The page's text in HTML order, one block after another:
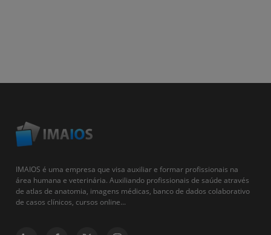
IMAIOS é uma empresa que visa auxiliar e formar profissionais na
área humana e veterinária. Auxiliando profissionais de saúde através
de atlas de anatomia, imagens médicas, banco de dados colaborativo
de casos clínicos, cursos online...